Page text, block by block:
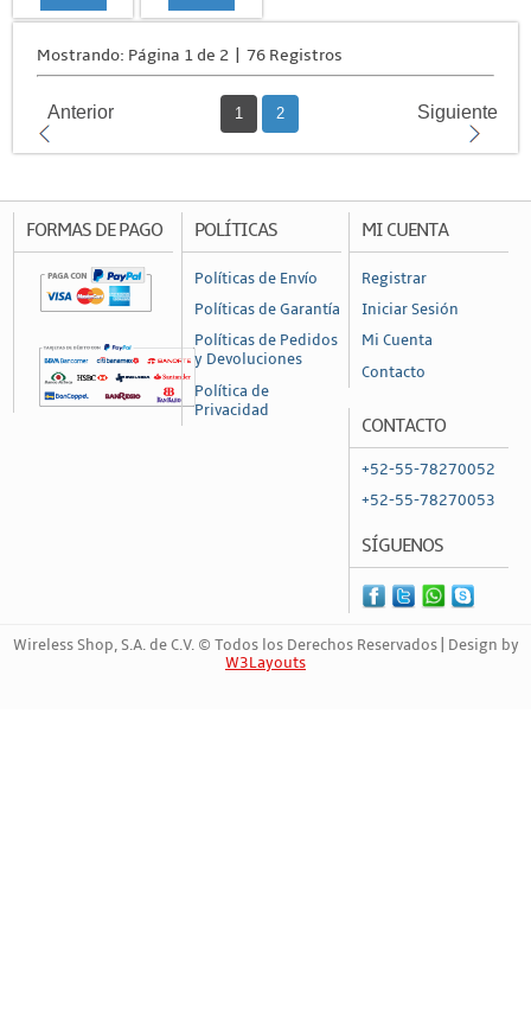
Mostrando: Página 1 de 2 | 76 Registros
Anterior 1 2 Siguiente
FORMAS DE PAGO POLÍTICAS
Políticas de Envío
Políticas de Garantía
Políticas de Pedidos
y Devoluciones
Política de
Privacidad
MI CUENTA
Registrar
Iniciar Sesión
Mi Cuenta
Contacto
CONTACTO
+52-55-78270052
+52-55-78270053
SÍGUENOS
Wireless Shop, S.A. de C.V. © Todos los Derechos Reservados | Design by
W3Layouts